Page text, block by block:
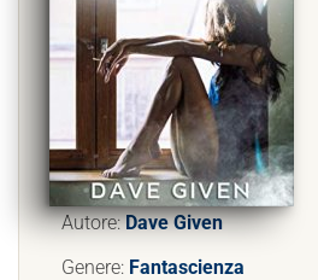
Autore:Dave Given
Genere: Fantascienza